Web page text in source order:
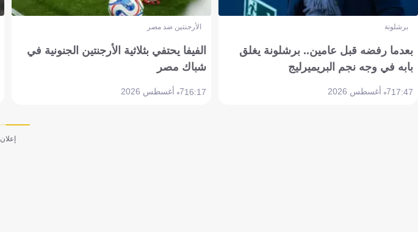
برشلونة
بعدما رفضه قبل عامين.. برشلونة يغلق
بابه في وجه نجم البريميرليج
17:477 أغسطس 2026
الأرجنتين ضد مصر
الفيفا يحتفي بثلاثية الأرجنتين الجنونية في
شباك مصر
16:177 أغسطس 2026
إعلان